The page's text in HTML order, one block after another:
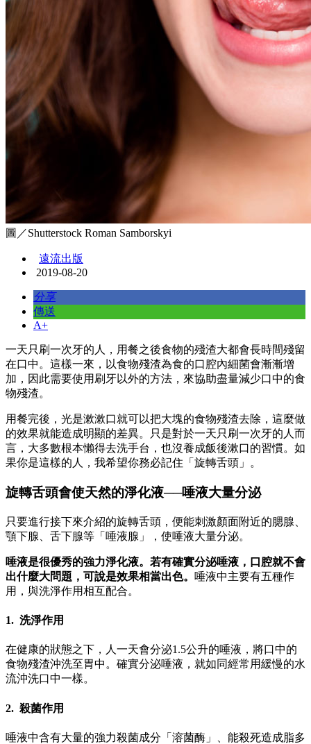
圖／Shutterstock Roman Samborskyi
遠流出版
2019-08-20
分享
傳送
A+
一天只刷一次牙的人，用餐之後食物的殘渣大都會長時間殘留
在口中。這樣一來，以食物殘渣為食的口腔內細菌會漸漸增
加，因此需要使用刷牙以外的方法，來協助盡量減少口中的食
物殘渣。
用餐完後，光是漱漱口就可以把大塊的食物殘渣去除，這麼做
的效果就能造成明顯的差異。只是對於一天只刷一次牙的人而
言，大多數根本懶得去洗手台，也沒養成飯後漱口的習慣。如
果你是這樣的人，我希望你務必記住「旋轉舌頭」。
旋轉舌頭會使天然的淨化液──唾液大量分泌
只要進行接下來介紹的旋轉舌頭，便能刺激顏面附近的腮腺、
顎下腺、舌下腺等「唾液腺」，使唾液大量分泌。
唾液是很優秀的強力淨化液。若有確實分泌唾液，口腔就不會
出什麼大問題，可說是效果相當出色。 唾液中主要有五種作
用，與洗淨作用相互配合。
1. 洗淨作用
在健康的狀態之下，人一天會分泌1.5公升的唾液，將口中的
食物殘渣沖洗至胃中。確實分泌唾液，就如同經常用緩慢的水
流沖洗口中一樣。
2. 殺菌作用
唾液中含有大量的強力殺菌成分「溶菌酶」、能殺死造成脂多